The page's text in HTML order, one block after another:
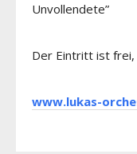
Unvollendete”
Der Eintritt ist frei,
www.lukas-